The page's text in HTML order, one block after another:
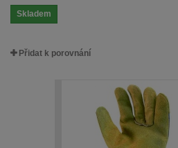
Skladem
Přidat k porovnání